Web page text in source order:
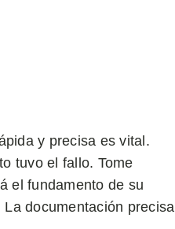
y precisa es vital.
tuvo el fallo. Tome
el fundamento de su
documentación precisa